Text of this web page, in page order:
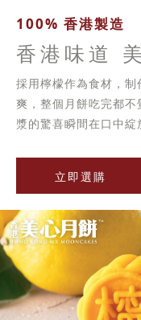
100% 香港製造
香港味道
採用檸檬作為食材，
爽，整個月餅吃完都
漿的驚喜瞬間在口中綻
立即選購